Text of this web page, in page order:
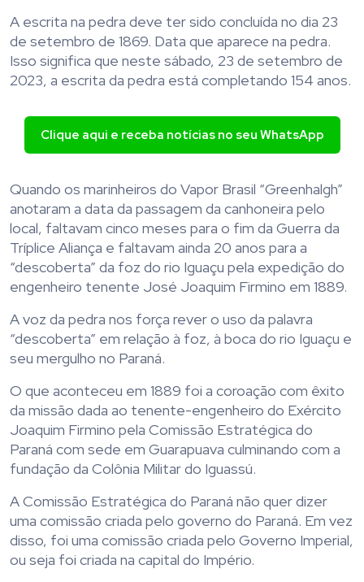
A escrita na pedra deve ter sido concluída no dia 23
de setembro de 1869. Data que aparece na pedra.
Isso significa que neste sábado, 23 de setembro de
2023, a escrita da pedra está completando 154 anos.
Clique aqui e receba notícias no seu WhatsApp
Quando os marinheiros do Vapor Brasil “Greenhalgh”
anotaram a data da passagem da canhoneira pelo
local, faltavam cinco meses para o fim da Guerra da
Tríplice Aliança e faltavam ainda 20 anos para a
“descoberta” da foz do rio Iguaçu pela expedição do
engenheiro tenente José Joaquim Firmino em 1889.
A voz da pedra nos força rever o uso da palavra
“descoberta” em relação à foz, à boca do rio Iguaçu e
seu mergulho no Paraná.
O que aconteceu em 1889 foi a coroação com êxito
da missão dada ao tenente-engenheiro do Exército
Joaquim Firmino pela Comissão Estratégica do
Paraná com sede em Guarapuava culminando com a
fundação da Colônia Militar do Iguassú.
A Comissão Estratégica do Paraná não quer dizer
uma comissão criada pelo governo do Paraná. Em vez
disso, foi uma comissão criada pelo Governo Imperial,
ou seja foi criada na capital do Império.